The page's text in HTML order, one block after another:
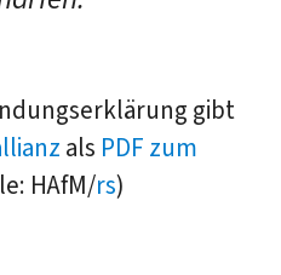
gibt
als PDF zum
HAfM/rs)